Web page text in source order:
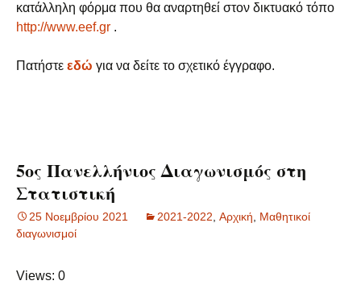
κατάλληλη φόρμα που θα αναρτηθεί στον δικτυακό τόπο
http://www.eef.gr .
Πατήστε εδώ για να δείτε το σχετικό έγγραφο.
5ος Πανελλήνιος Διαγωνισμός στη
Στατιστική
25 Νοεμβρίου 2021 2021-2022 Aρχική
Μαθητικοί
διαγωνισμοί
Views: 0